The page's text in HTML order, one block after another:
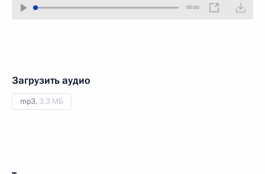
00:00
Загрузить аудио
mp3, 3.3 МБ